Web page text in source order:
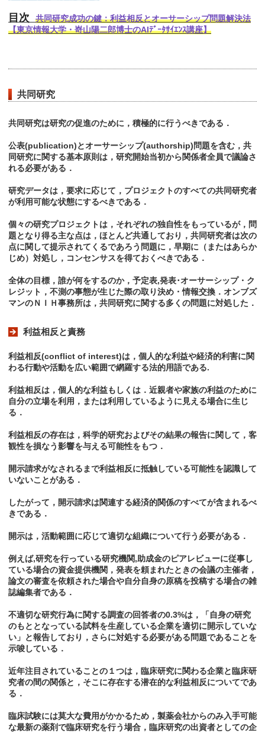
目次
共同研究成功の鍵：利益相反とオーサーシップ問題解決法
【東京情報大学・嵜山陽二郎博士のAIﾃﾞｰﾀｻｲｴﾝｽ講座】
共同研究
共同研究は研究の促進のために，積極的に行うべきである．
公表(publication)とオーサーシップ(authorship)問題を含む，共
同研究に関する基本原則は，研究開始当初から関係者全員で議論さ
れる必要がある．
研究データは，要求に応じて，プロジェクトのすべての共同研究者
が利用可能な状態にするべきである．
個々の研究プロジェクトは，それぞれの独自性をもっているが，問
題となり得る主な点は，ほとんど共通しており，共同研究者は次の
点に関して提示されてくるであろう問題に，早期に（またはあらか
じめ）対処し，コンセンサスを得ておくべきである．
全体の目標，誰が何をするのか，予定表,発表･オーサーシップ・ク
レジット，不測の事態が生じた際の取り決め・情報交換．オンブズ
マンのＮＩＨ事務所は，共同研究に関する多くの問題に対処した．
利益相反と責務
利益相反(conflict of interest)は，個人的な利益や経済的利害に関
わる行動や活動を広い範囲で網羅する法的用語である.
利益相反は，個人的な利益もしくは．近親者や家族の利益のために
自分の立場を利用，または利用しているように見える場合に生じ
る．
利益相反の存在は，科学的研究およびその結果の報告に関して，客
観性を損なう影響を与える可能性をもつ．
開示請求がなされるまで利益相反に抵触している可能性を認識して
いないことがある．
したがって，開示請求は関連する経済的関係のすべてが含まれるべ
きである．
開示は，活動範囲に応じて適切な組織について行う必要がある．
例えば,研究を行っている研究機関,助成金のピアレビューに従事し
ている場合の資金提供機関，発表を頼まれたときの会議の主催者，
論文の審査を依頼された場合や自分自身の原稿を投稿する場合の雑
誌編集者である．
不適切な研究行為に関する調査の回答者の0.3%は，「自身の研究
のもととなっている試料を生産している企業を適切に開示していな
い」と報告しており，さらに対処する必要がある問題であることを
示唆している．
近年注目されていることの１つは，臨床研究に関わる企業と臨床研
究者の間の関係と，そこに存在する潜在的な利益相反についてであ
る．
臨床試験には莫大な費用がかかるため，製薬会社からのみ入手可能
な最新の薬剤で臨床研究を行う場合，臨床研究の出資者としての企